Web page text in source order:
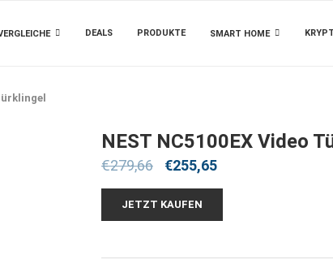
DEALS PRODUKTE SMART HOME
NEST NC5100EX Video
€279,66 €255,65
JETZT KAUFEN